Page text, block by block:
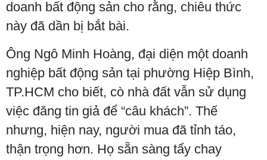
doanh bất động sản cho rằng, chiêu thức
này đã dần bị bắt bài.
Ông Ngô Minh Hoàng, đại diện một doanh
nghiệp bất động sản tại phường Hiệp Bình,
TP.HCM cho biết, cò nhà đất vẫn sử dụng
việc đăng tin giả để “câu khách”. Thế
nhưng, hiện nay, người mua đã tỉnh táo,
thận trọng hơn. Họ sẵn sàng tẩy chay